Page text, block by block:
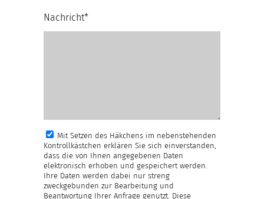
Nachricht*
Mit Setzen des Häkchens im nebenstehenden
Kontrollkästchen erklären Sie sich einverstanden,
dass die von Ihnen angegebenen Daten
elektronisch erhoben und gespeichert werden.
Ihre Daten werden dabei nur streng
zweckgebunden zur Bearbeitung und
Beantwortung Ihrer Anfrage genutzt. Diese